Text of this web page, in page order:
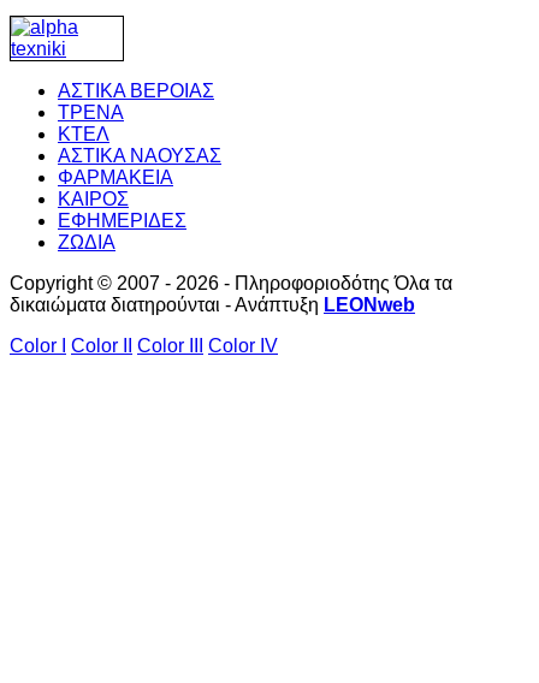
ΑΣΤΙΚΑ ΒΕΡΟΙΑΣ
ΤΡΕΝΑ
ΚΤΕΛ
ΑΣΤΙΚΑ ΝΑΟΥΣΑΣ
ΦΑΡΜΑΚΕΙΑ
ΚΑΙΡΟΣ
ΕΦΗΜΕΡΙΔΕΣ
ΖΩΔΙΑ
Copyright © 2007 - 2026 - Πληροφοριοδότης Όλα τα
δικαιώματα διατηρούνται - Ανάπτυξη LEONweb
Color I
Color II Color III Color IV